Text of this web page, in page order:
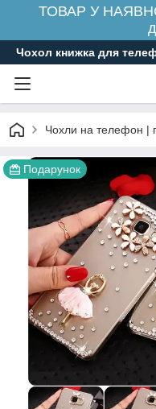
ТОВАР У
Чохол книжка для
Чохли на телефон |
Подарунок